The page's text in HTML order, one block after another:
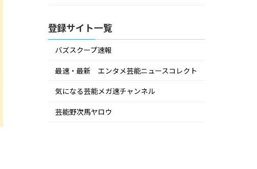
登録サイト一覧
バズスクープ速報
最速・最新 エンタメ芸能ニュースコレクト
気になる芸能メガ速チャンネル
芸能野次馬ヤロウ